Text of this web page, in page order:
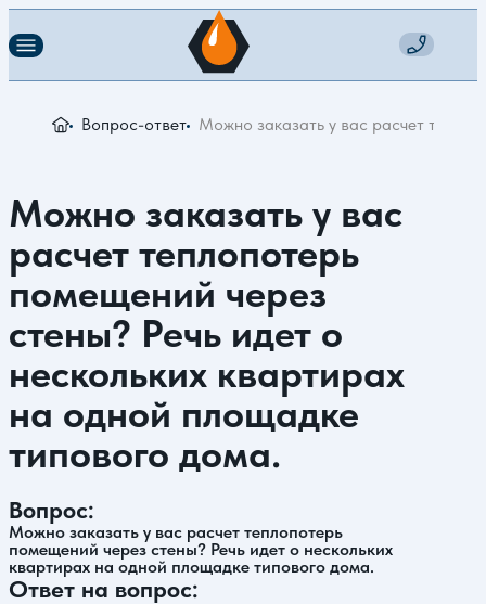
Вопрос-ответ Можно заказать у вас расчет
Можно заказать у вас
расчет теплопотерь
помещений через
стены? Речь идет о
нескольких квартирах
на одной площадке
типового дома.
Вопрос:
Можно заказать у вас расчет теплопотерь
помещений через стены? Речь идет о нескольких
квартирах на одной площадке типового дома.
Ответ на вопрос: